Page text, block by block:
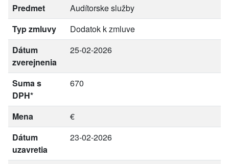
Predmet
Audítorske služby
Typ zmluvy
Dodatok k zmluve
Dátum
zverejnenia
25-02-2026
Suma s
DPH*
670
Mena
€
Dátum
uzavretia
23-02-2026